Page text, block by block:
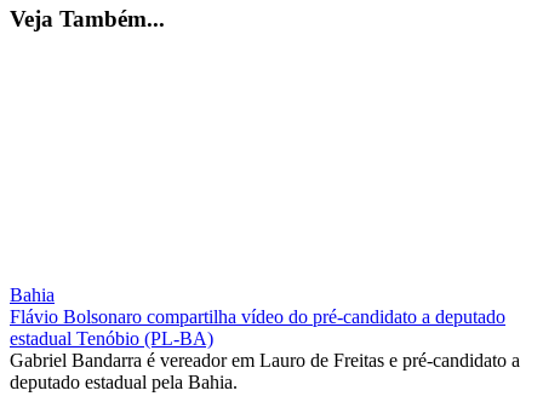
Veja Também...
Bahia
Flávio Bolsonaro compartilha vídeo do pré-candidato a deputado
estadual Tenóbio (PL-BA)
Gabriel Bandarra é vereador em Lauro de Freitas e pré-candidato a
deputado estadual pela Bahia.